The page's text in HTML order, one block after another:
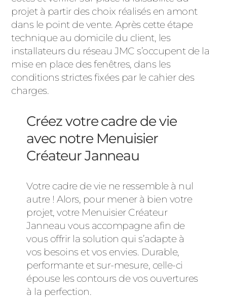
projet à partir des choix réalisés en amont
dans le point de vente. Après cette étape
technique au domicile du client, les
installateurs du réseau JMC s’occupent de la
mise en place des fenêtres, dans les
conditions strictes fixées par le cahier des
charges.
Créez votre cadre de vie
avec notre Menuisier
Créateur Janneau
Votre cadre de vie ne ressemble à nul
autre ! Alors, pour mener à bien votre
projet, votre Menuisier Créateur
Janneau vous accompagne afin de
vous offrir la solution qui s’adapte à
vos besoins et vos envies. Durable,
performante et sur-mesure, celle-ci
épouse les contours de vos ouvertures
à la perfection.